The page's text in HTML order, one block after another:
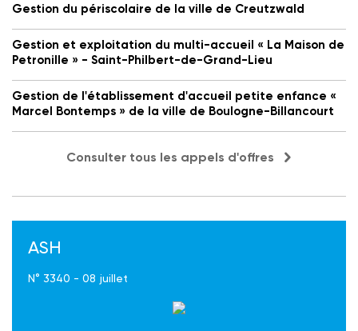
Gestion du périscolaire de la ville de Creutzwald
Gestion et exploitation du multi-accueil « La Maison de
Petronille » - Saint-Philbert-de-Grand-Lieu
Gestion de l'établissement d'accueil petite enfance «
Marcel Bontemps » de la ville de Boulogne-Billancourt
Consulter tous les appels d'offres
ASH
N° 3340 - 08 juillet